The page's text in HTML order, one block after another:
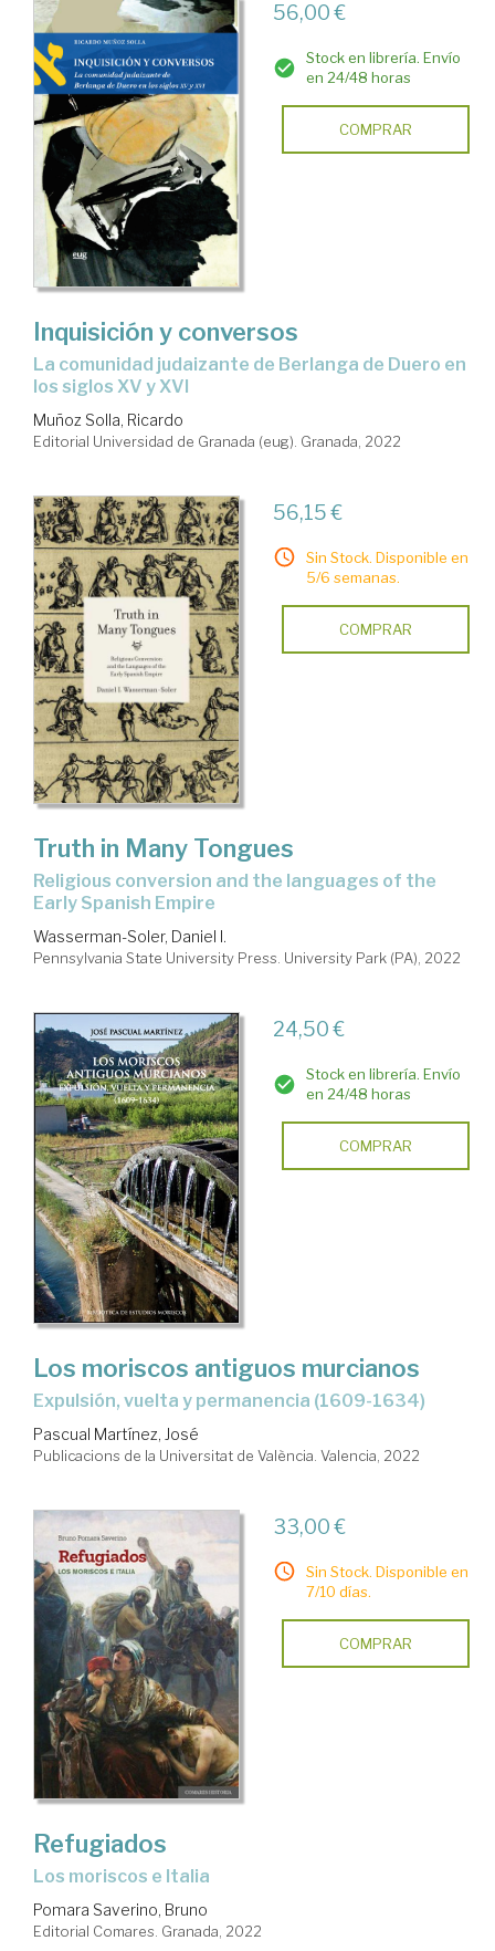
56,00 €
Stock en librería. Envío
en 24/48 horas
COMPRAR
Inquisición y conversos
La comunidad judaizante de Berlanga de Duero en
los siglos XV y XVI
Muñoz Solla, Ricardo
Editorial Universidad de Granada (eug). Granada, 2022
56,15 €
Sin Stock. Disponible en
5/6 semanas.
COMPRAR
Truth in Many Tongues
religious conversion and the languages of the
Early Spanish Empire
Wasserman-Soler, Daniel I.
Pennsylvania State University Press. University Park (PA), 2022
24,50 €
Stock en librería. Envío
en 24/48 horas
COMPRAR
Los moriscos antiguos murcianos
expulsión, vuelta y permanencia (1609-1634)
Pascual Martínez, José
Publicacions de la Universitat de València. Valencia, 2022
33,00 €
Sin Stock. Disponible en
7/10 días.
COMPRAR
Refugiados
los moriscos e Italia
Pomara Saverino, Bruno
Editorial Comares. Granada, 2022